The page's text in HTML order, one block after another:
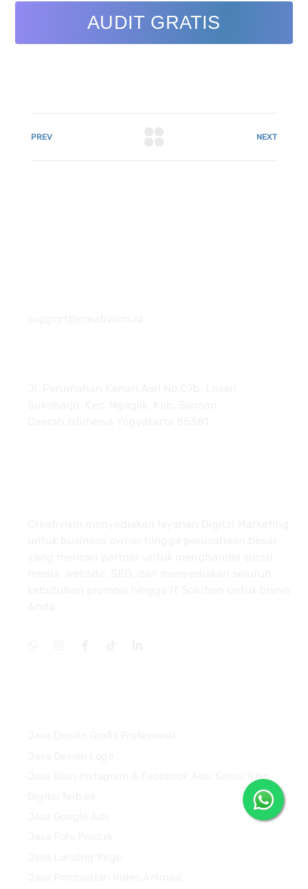
AUDIT GRATIS
PREV NEXT
Jasa Iklan Instagram & Facebook Ads: Solusi Iklan